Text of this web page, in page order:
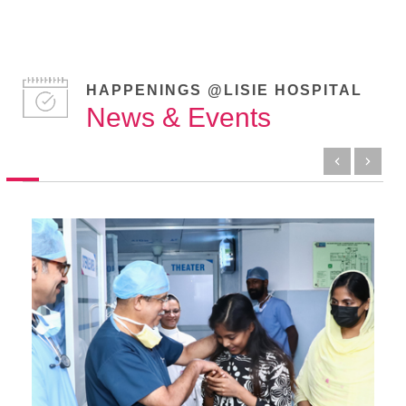
HAPPENINGS @LISIE HOSPITAL
News & Events